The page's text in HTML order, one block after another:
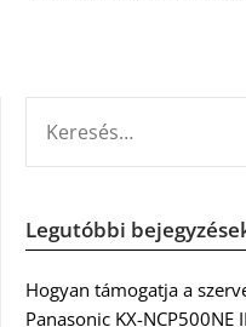
Legutóbbi
Hogyan támogatja a
Panasonic KX-